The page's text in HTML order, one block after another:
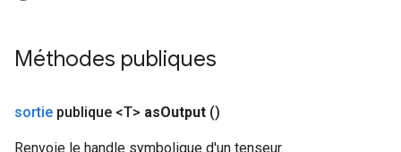
Méthodes publiques
sortie publique <T> asOutput ()
Renvoie le handle symbolique d'un tenseur.